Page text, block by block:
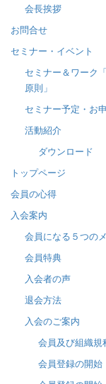
会長挨拶
お問合せ
セミナー・イベント
セミナー＆ワーク
原則」
セミナー予定・お
活動紹介
ダウンロード
トップページ
会員の心得
入会案内
会員になる５つの
会員特典
入会者の声
退会方法
入会のご案内
会員及び組織規
会員登録の開